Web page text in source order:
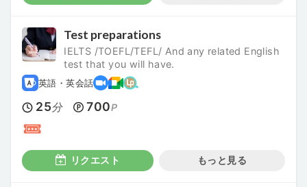
Test preparations
IELTS /TOEFL/TEFL/ And any related English
test that you will have.
英語・英会話
25分 700P
リクエスト もっと見る